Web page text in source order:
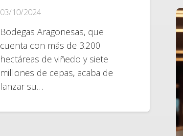
03/10/2024
Bodegas Aragonesas, que
cuenta con más de 3.200
hectáreas de viñedo y siete
millones de cepas, acaba de
lanzar su…